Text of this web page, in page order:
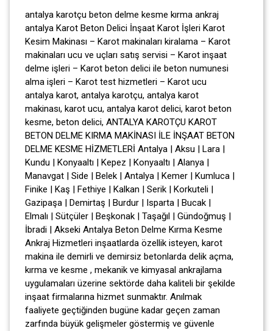
antalya karotçu beton delme kesme kırma ankraj
antalya Karot Beton Delici İnşaat Karot İşleri Karot
Kesim Makinası – Karot makinaları kiralama – Karot
makinaları ucu ve uçları satış servisi – Karot inşaat
delme işleri – Karot beton delici ile beton numunesi
alma işleri – Karot test hizmetleri – Karot ucu
antalya karot, antalya karotçu, antalya karot
makinası, karot ucu, antalya karot delici, karot beton
kesme, beton delici, ANTALYA KAROTÇU KAROT
BETON DELME KIRMA MAKİNASI İLE İNŞAAT BETON
DELME KESME HİZMETLERİ Antalya | Aksu | Lara |
Kundu | Konyaaltı | Kepez | Konyaaltı | Alanya |
Manavgat | Side | Belek | Antalya | Kemer | Kumluca |
Finike | Kaş | Fethiye | Kalkan | Serik | Korkuteli |
Gazipaşa | Demirtaş | Burdur | Isparta | Bucak |
Elmalı | Sütçüler | Beşkonak | Taşağıl | Gündoğmuş |
İbradi | Akseki Antalya Beton Delme Kırma Kesme
Ankraj Hizmetleri inşaatlarda özellik isteyen, karot
makina ile demirli ve demirsiz betonlarda delik açma,
kırma ve kesme , mekanik ve kimyasal ankrajlama
uygulamaları üzerine sektörde daha kaliteli bir şekilde
inşaat firmalarına hizmet sunmaktır. Anılmak
faaliyete geçtiğinden bugüne kadar geçen zaman
zarfında büyük gelişmeler göstermiş ve güvenle